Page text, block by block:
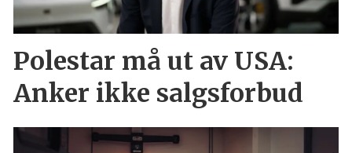
Polestar må ut av USA:
Anker ikke salgsforbud